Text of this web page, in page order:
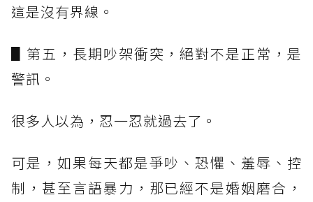
這是沒有界線。
▋第五，長期吵架衝突，絕對不是正常，是
警訊。
很多人以為，忍一忍就過去了。
可是，如果每天都是爭吵、恐懼、羞辱、控
制，甚至言語暴力，那已經不是婚姻磨合，